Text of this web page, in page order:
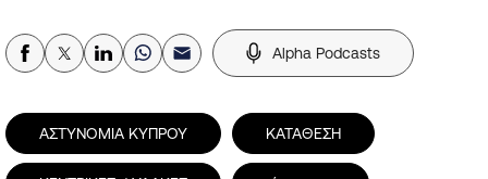
Alpha Podcasts
ΑΣΤΥΝΟΜΙΑ ΚΥΠΡΟΥ ΚΑΤΑΘΕΣΗ